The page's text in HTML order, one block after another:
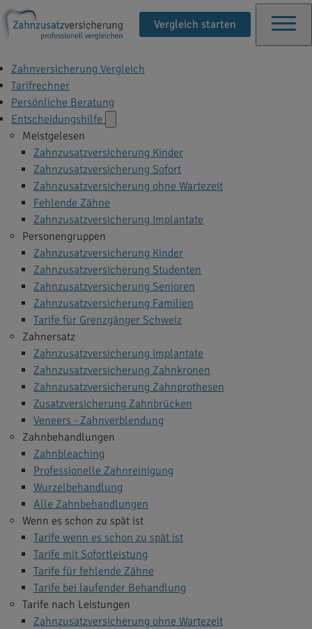
Vergleich starten
Zahnversicherung Vergleich
Tarifrechner
Persönliche Beratung
Entscheidungshilfe
Meistgelesen
Zahnzusatzversicherung Kinder
Zahnzusatzversicherung Sofort
Zahnzusatzversicherung ohne Wartezeit
Fehlende Zähne
Zahnzusatzversicherung Implantate
Personengruppen
Zahnzusatzversicherung Kinder
Zahnzusatzversicherung Studenten
Zahnzusatzversicherung Senioren
Zahnzusatzversicherung Familien
Tarife für Grenzgänger Schweiz
Zahnersatz
Zahnzusatzversicherung Implantate
Zahnzusatzversicherung Zahnkronen
Zahnzusatzversicherung Zahnprothesen
Zusatzversicherung Zahnbrücken
Veneers - Zahnverblendung
Zahnbehandlungen
Zahnbleaching
Professionelle Zahnreinigung
Wurzelbehandlung
Alle Zahnbehandlungen
Wenn es schon zu spät ist
Tarife wenn es schon zu spät ist
Tarife mit Sofortleistung
Tarife für fehlende Zähne
Tarife bei laufender Behandlung
Tarife nach Leistungen
Zahnzusatzversicherung ohne Wartezeit